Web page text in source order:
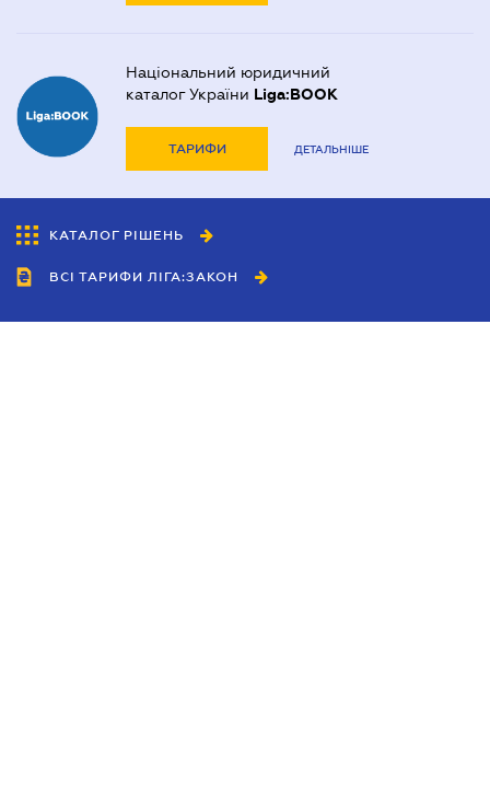
Національний юридичний
каталог України Liga:BOOK
ТАРИФИ ДЕТАЛЬНІШЕ
КАТАЛОГ РІШЕНЬ
ВСІ ТАРИФИ ЛІГА:ЗАКОН